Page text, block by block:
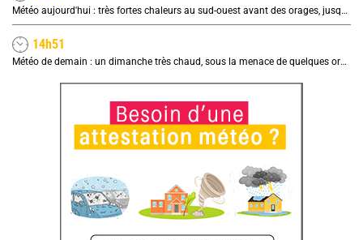
Météo aujourd'hui : très fortes chaleurs au sud-ouest avant des orages, jusqu'à 39°C
14h51
Météo de demain : un dimanche très chaud, sous la menace de quelques orages